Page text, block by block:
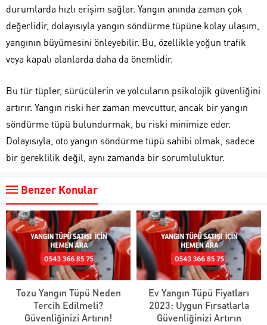
durumlarda hızlı erişim sağlar. Yangın anında zaman çok
değerlidir, dolayısıyla yangın söndürme tüpüne kolay ulaşım,
yangının büyümesini önleyebilir. Bu, özellikle yoğun trafik
veya kapalı alanlarda daha da önemlidir.
Bu tür tüpler, sürücülerin ve yolcuların psikolojik güvenliğini
artırır. Yangın riski her zaman mevcuttur, ancak bir yangın
söndürme tüpü bulundurmak, bu riski minimize eder.
Dolayısıyla, oto yangın söndürme tüpü sahibi olmak, sadece
bir gereklilik değil, aynı zamanda bir sorumluluktur.
Benzer Konular
Tozu Yangın Tüpü Neden
Tercih Edilmeli?
Güvenliğinizi Artırın!
Ev Yangın Tüpü Fiyatları
2023: Uygun Fırsatlarla
Güvenliğinizi Artırın